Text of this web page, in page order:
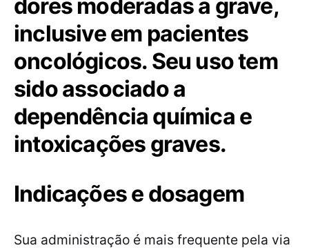
dores moderadas a grave,
inclusive em pacientes
oncológicos. Seu uso tem
sido associado a
dependência química e
intoxicações graves.
Indicações e dosagem
Sua administração é mais frequente pela via